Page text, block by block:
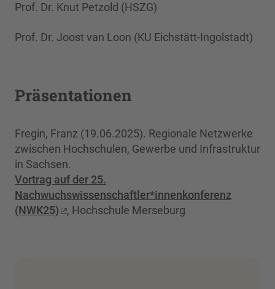
Prof. Dr. Knut Petzold (HSZG)
Prof. Dr. Joost van Loon (KU Eichstätt-Ingolstadt)
Präsentationen
Fregin, Franz (19.06.2025). Regionale Netzwerke
zwischen Hochschulen, Gewerbe und Infrastruktur
in Sachsen.
Vortrag auf der 25.
Nachwuchswissenschaftler*innenkonferenz
(NWK25)
, Hochschule Merseburg